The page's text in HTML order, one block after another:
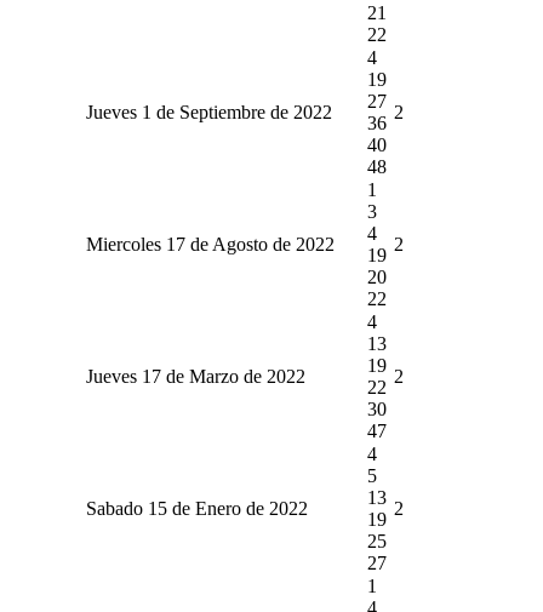
21
22
Jueves 1 de Septiembre de 2022
4
19
27
36
40
48
2
Miercoles 17 de Agosto de 2022
1
3
4
19
20
22
2
Jueves 17 de Marzo de 2022
4
13
19
22
30
47
2
Sabado 15 de Enero de 2022
4
5
13
19
25
27
2
1
4